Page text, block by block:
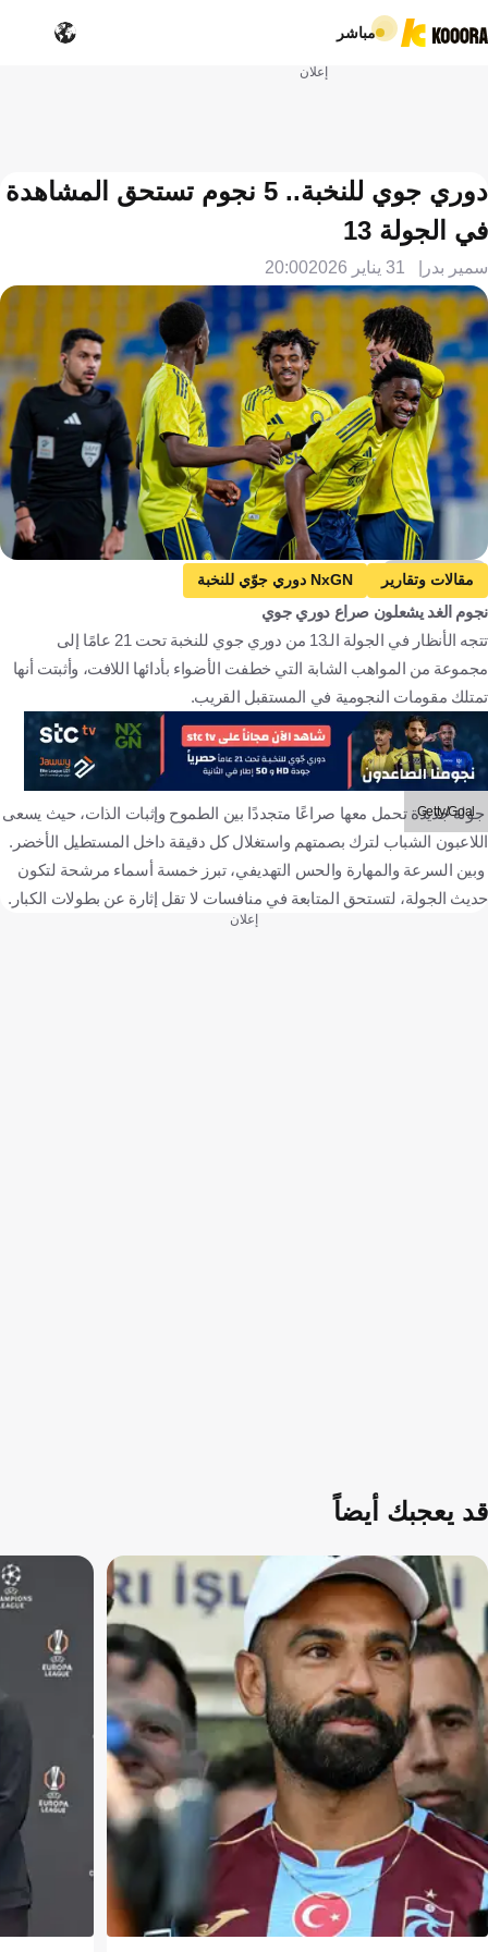
مباشر
إعلان
دوري جوي للنخبة.. 5 نجوم تستحق المشاهدة
في الجولة 13
سمير بدر 31 يناير 2026 20:00
x/Alnassr_SG
مقالات وتقارير
NxGN دوري جوّي للنخبة
دوري جوّي للنخبة تحت 21
القادسية تحت 21 ضد النصر تحت 21
القادسية تحت 21
النصر تحت 21
الهلال تحت 21 ضد الاتحاد تحت 21
الهلال تحت 21
الاتحاد تحت 21
الشباب تحت 21
الأهلي تحت 21
المملكة العربية السعودية
كرة قدم
نجوم الغد يشعلون صراع دوري جوي
تتجه الأنظار في الجولة الـ13 من دوري جوي للنخبة تحت 21 عامًا إلى
مجموعة من المواهب الشابة التي خطفت الأضواء بأدائها اللافت، وأثبتت أنها
تمتلك مقومات النجومية في المستقبل القريب.
Getty/Goal
جولة جديدة تحمل معها صراعًا متجددًا بين الطموح وإثبات الذات، حيث يسعى
اللاعبون الشباب لترك بصمتهم واستغلال كل دقيقة داخل المستطيل الأخضر.
وبين السرعة والمهارة والحس التهديفي، تبرز خمسة أسماء مرشحة لتكون
حديث الجولة، لتستحق المتابعة في منافسات لا تقل إثارة عن بطولات الكبار.
إعلان
قد يعجبك أيضاً